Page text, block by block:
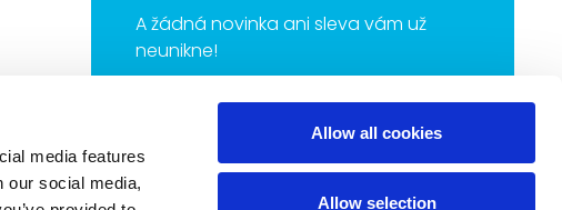
media features
our social media,
Allow all cookies
Allow selection
A žádná novinka ani sleva vám už
neunikne!
k provádění přímého marketingu, zasílání vybraných